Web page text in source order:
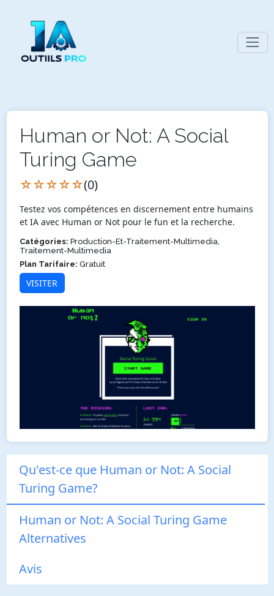
Human or Not: A Social
Turing Game
☆☆☆☆☆(0)
Testez vos compétences en discernement entre humains
et IA avec Human or Not pour le fun et la recherche.
Catégories: Production-Et-Traitement-Multimedia,
Traitement-Multimedia
Plan Tarifaire: Gratuit
VISITER
Qu'est-ce que Human or Not: A Social
Turing Game?
Human or Not: A Social Turing Game
Alternatives
Avis